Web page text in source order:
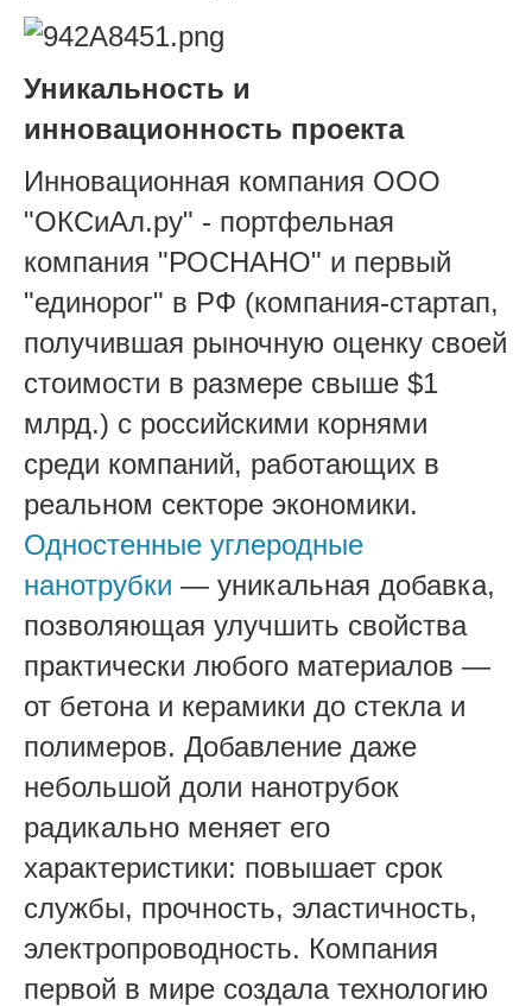
Уникальность и
инновационность проекта
Инновационная компания ООО
"ОКСиАл.ру" - портфельная
компания "РОСНАНО" и первый
"единорог" в РФ (компания-стартап,
получившая рыночную оценку своей
стоимости в размере свыше $1
млрд.) с российскими корнями
среди компаний, работающих в
реальном секторе экономики.
Одностенные углеродные
нанотрубки — уникальная добавка,
позволяющая улучшить свойства
практически любого материалов —
от бетона и керамики до стекла и
полимеров. Добавление даже
небольшой доли нанотрубок
радикально меняет его
характеристики: повышает срок
службы, прочность, эластичность,
электропроводность. Компания
первой в мире создала технологию